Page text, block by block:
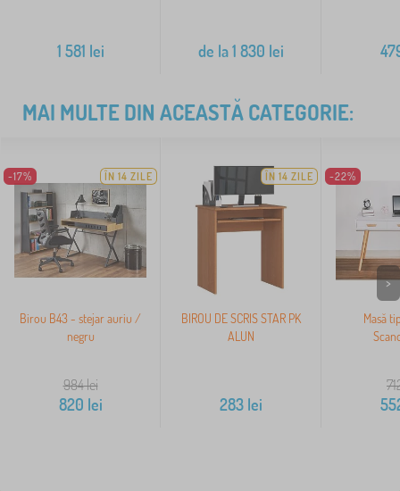
1 581 lei de la1 830 lei
MAI MULTE DIN ACEASTĂ CATEGORIE:
-17% ÎN 14 ZILE
Birou B43 - stejar auriu /
negru
984lei
820 lei
ÎN 14 ZILE
BIROU DE SCRIS STAR PK
ALUN
283 lei
-22%
Masă
>